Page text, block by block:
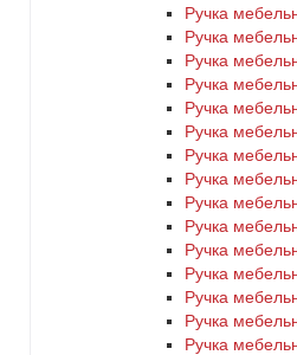
Ручка
Ручка
Ручка
Ручка
Ручка
Ручка
Ручка
Ручка
Ручка
Ручка
Ручка
Ручка
Ручка
Ручка
Ручка